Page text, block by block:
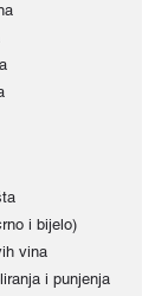
i bijelo)
vina
i punjenja